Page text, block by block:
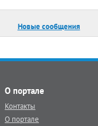
Новые сообщения
О портале
Контакты
О портале